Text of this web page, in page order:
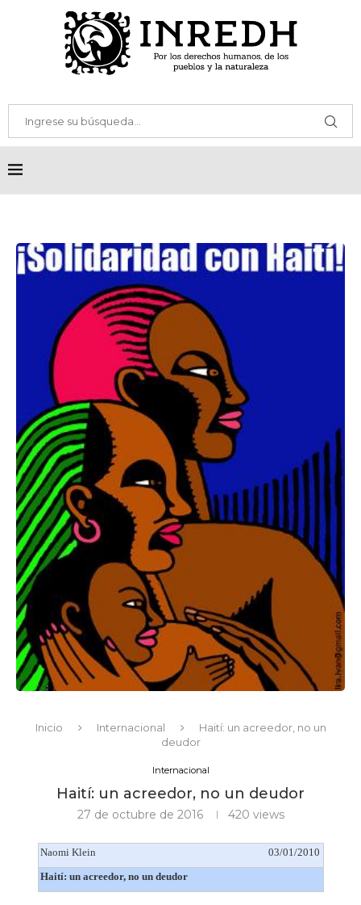
Inicio Internacional
Haití: un acreedor, no un
deudor
Internacional
Haití: un acreedor, no un deudor
27 de octubre de 2016 420 views
Naomi Klein
03/01/2010
Haití: un acreedor, no un deudor